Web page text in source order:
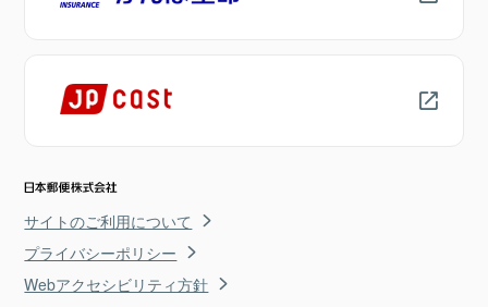
サイトのご利用について
プライバシーポリシー
Webアクセシビリティ方針